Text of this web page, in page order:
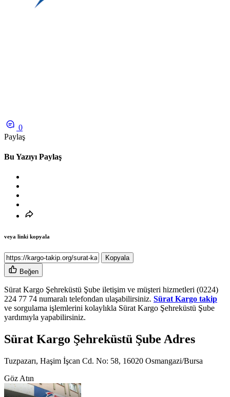
0
Paylaş
Bu Yazıyı Paylaş
veya linki kopyala
Kopyala
Beğen
Sürat Kargo Şehreküstü Şube iletişim ve müşteri hizmetleri (0224)
224 77 74 numaralı telefondan ulaşabilirsiniz. Sürat Kargo takip
ve sorgulama işlemlerini kolaylıkla Sürat Kargo Şehreküstü Şube
yardımıyla yapabilirsiniz.
Sürat Kargo Şehreküstü Şube Adres
Tuzpazarı, Haşim İşcan Cd. No: 58, 16020 Osmangazi/Bursa
Göz Atın